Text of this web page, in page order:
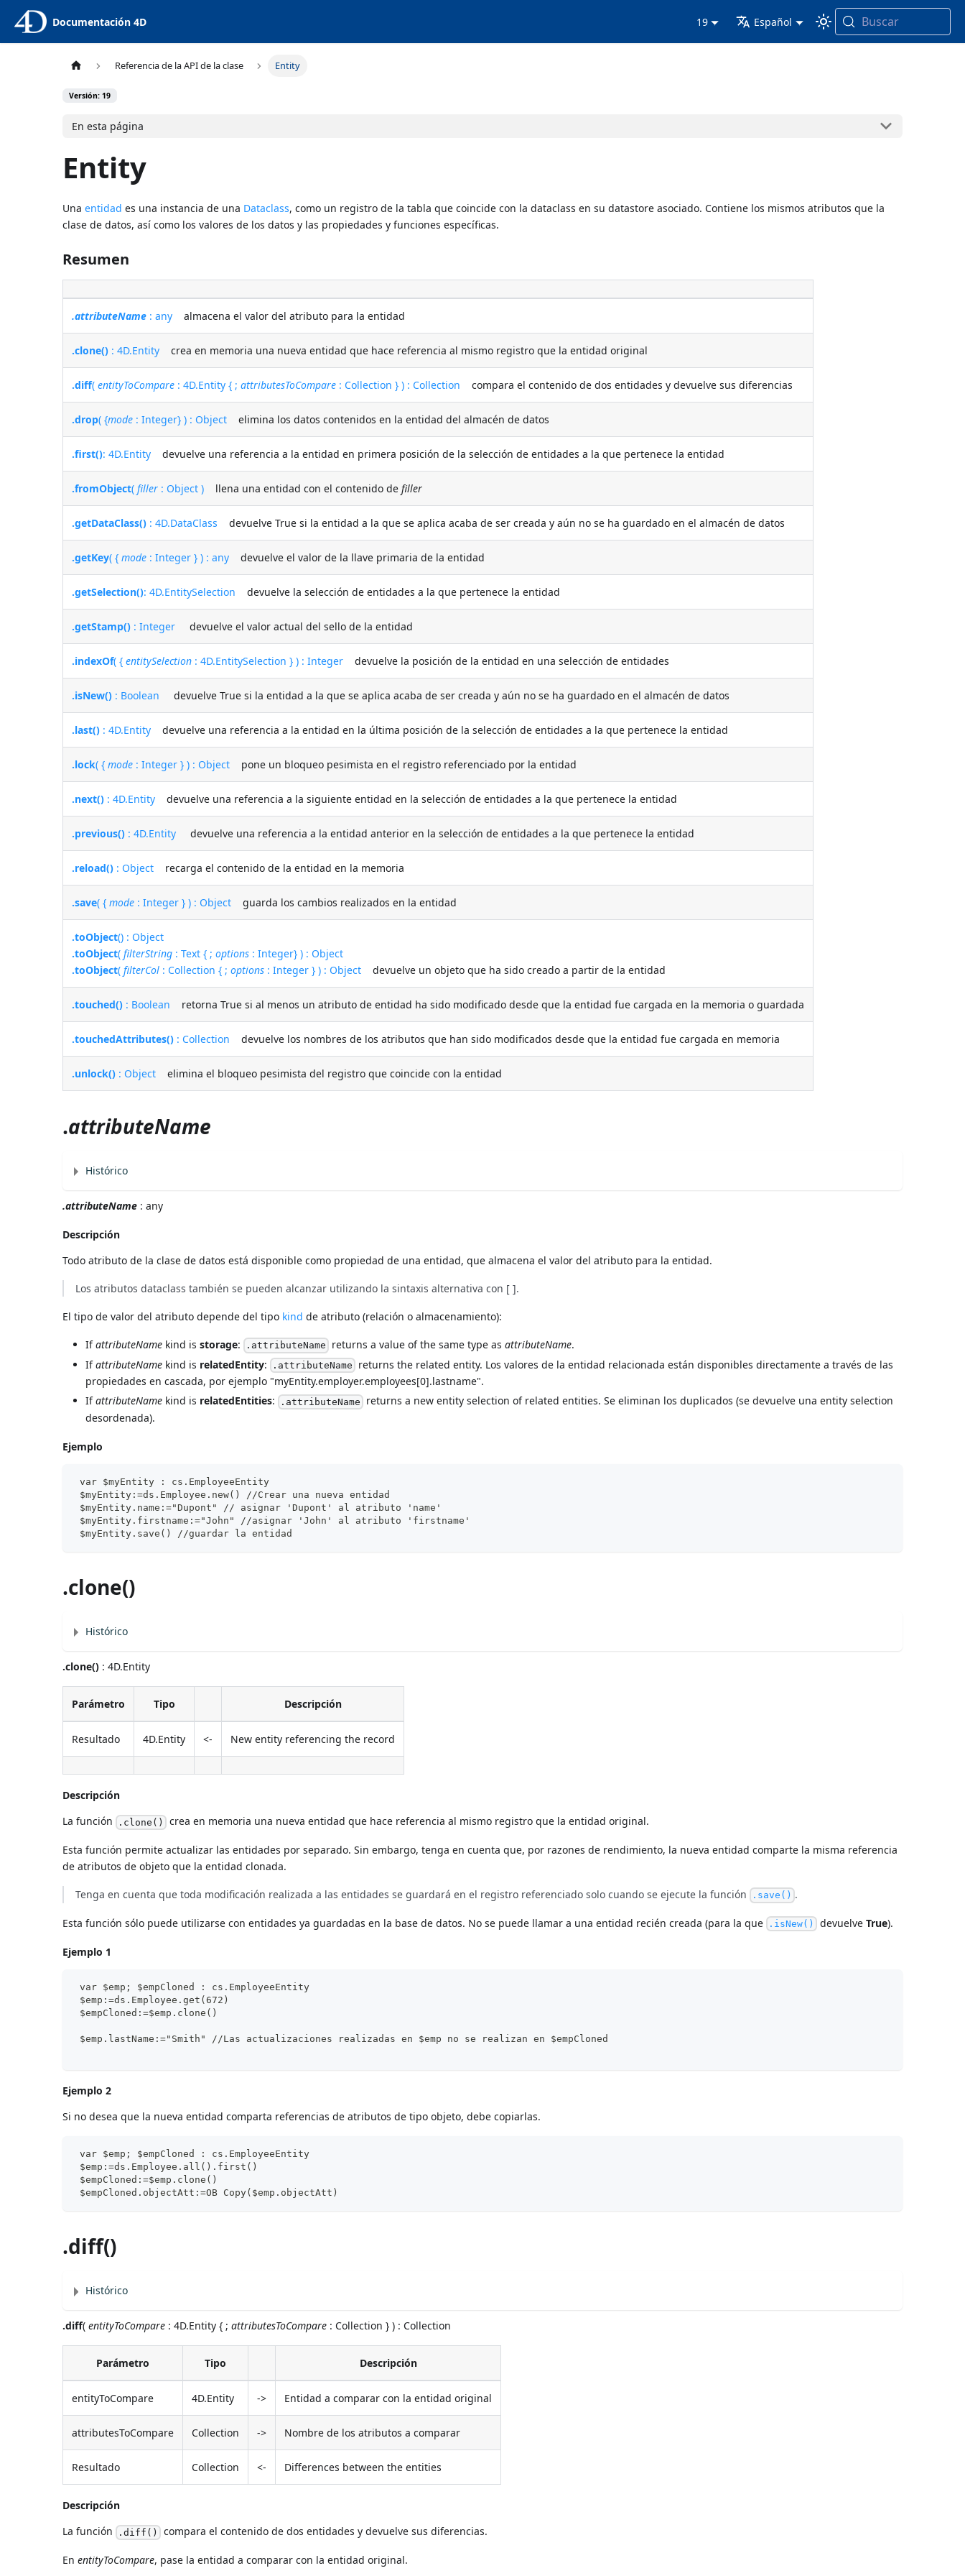
Documentación 4D 19 Español Buscar
Referencia de la API de la clase Entity
Versión: 19
En esta página
Entity
Unaentidad es una instancia de una Dataclass, como un registro de la tabla que coincide con la dataclass en su datastore asociado. Contiene los mismos atributos que la
clase de datos, así como los valores de los datos y las propiedades y funciones específicas.
Resumen
.attributeName : any almacena el valor del atributo para la entidad
.clone() : 4D.Entity crea en memoria una nueva entidad que hace referencia al mismo registro que la entidad original
.diff(entityToCompare : 4D.Entity { ;attributesToCompare : Collection } ) : Collection compara el contenido de dos entidades y devuelve sus diferencias
.drop( {mode : Integer} ) : Object elimina los datos contenidos en la entidad del almacén de datos
.first(): 4D.Entity devuelve una referencia a la entidad en primera posición de la selección de entidades a la que pertenece la entidad
.fromObject(filler : Object ) llena una entidad con el contenido defiller
.getDataClass() : 4D.DataClass devuelve True si la entidad a la que se aplica acaba de ser creada y aún no se ha guardado en el almacén de datos
.getKey( {mode : Integer } ) : any devuelve el valor de la llave primaria de la entidad
.getSelection(): 4D.EntitySelection devuelve la selección de entidades a la que pertenece la entidad
.getStamp() : Integer devuelve el valor actual del sello de la entidad
.indexOf( {entitySelection : 4D.EntitySelection } ) : Integer devuelve la posición de la entidad en una selección de entidades
.isNew() : Boolean devuelve True si la entidad a la que se aplica acaba de ser creada y aún no se ha guardado en el almacén de datos
.last() : 4D.Entity devuelve una referencia a la entidad en la última posición de la selección de entidades a la que pertenece la entidad
.lock( {mode : Integer } ) : Object pone un bloqueo pesimista en el registro referenciado por la entidad
.next() : 4D.Entity devuelve una referencia a la siguiente entidad en la selección de entidades a la que pertenece la entidad
.previous() : 4D.Entity devuelve una referencia a la entidad anterior en la selección de entidades a la que pertenece la entidad
.reload() : Object recarga el contenido de la entidad en la memoria
.save( {mode : Integer } ) : Object guarda los cambios realizados en la entidad
.toObject() : Object
.toObject(filterString : Text { ;options : Integer} ) : Object
.toObject(filterCol : Collection { ;options : Integer } ) : Object devuelve un objeto que ha sido creado a partir de la entidad
.touched() : Boolean retorna True si al menos un atributo de entidad ha sido modificado desde que la entidad fue cargada en la memoria o guardada
.touchedAttributes() : Collection devuelve los nombres de los atributos que han sido modificados desde que la entidad fue cargada en memoria
.unlock() : Object elimina el bloqueo pesimista del registro que coincide con la entidad
.attributeName
Histórico
.attributeName : any
Descripción
Todo atributo de la clase de datos está disponible como propiedad de una entidad, que almacena el valor del atributo para la entidad.
Los atributos dataclass también se pueden alcanzar utilizando la sintaxis alternativa con [ ].
El tipo de valor del atributo depende del tipo kind de atributo (relación o almacenamiento):
IfattributeName kind isstorage: .attributeName returns a value of the same type as attributeName.
IfattributeName kind is relatedEntity: .attributeName returns the related entity. Los valores de la entidad relacionada están disponibles directamente a través de las
propiedades en cascada, por ejemplo "myEntity.employer.employees[0].lastname".
IfattributeName kind is relatedEntities: .attributeName returns a new entity selection of related entities. Se eliminan los duplicados (se devuelve una entity selection
desordenada).
Ejemplo
var $myEntity : cs.EmployeeEntity
$myEntity:=ds.Employee.new() //Crear una nueva entidad
$myEntity.name:="Dupont" // asignar 'Dupont' al atributo 'name'
$myEntity.firstname:="John" //asignar 'John' al atributo 'firstname'
$myEntity.save() //guardar la entidad
.clone()
Histórico
.clone() : 4D.Entity
Parámetro Tipo Descripción
Resultado 4D.Entity <- New entity referencing the record
Descripción
La función .clone() crea en memoria una nueva entidad que hace referencia al mismo registro que la entidad original.
Esta función permite actualizar las entidades por separado. Sin embargo, tenga en cuenta que, por razones de rendimiento, la nueva entidad comparte la misma referencia
de atributos de objeto que la entidad clonada.
Tenga en cuenta que toda modificación realizada a las entidades se guardará en el registro referenciado solo cuando se ejecute la función .save() .
Esta función sólo puede utilizarse con entidades ya guardadas en la base de datos. No se puede llamar a una entidad recién creada (para la que .isNew() devuelve True).
Ejemplo 1
var $emp; $empCloned : cs.EmployeeEntity
$emp:=ds.Employee.get(672)
$empCloned:=$emp.clone()
$emp.lastName:="Smith" //Las actualizaciones realizadas en $emp no se realizan en $empCloned
Ejemplo 2
Si no desea que la nueva entidad comparta referencias de atributos de tipo objeto, debe copiarlas.
var $emp; $empCloned : cs.EmployeeEntity
$emp:=ds.Employee.all().first()
$empCloned:=$emp.clone()
$empCloned.objectAtt:=OB Copy($emp.objectAtt)
.diff()
Histórico
.diff(entityToCompare : 4D.Entity { ;attributesToCompare : Collection } ) : Collection
Parámetro Tipo Descripción
entityToCompare 4D.Entity -> Entidad a comparar con la entidad original
attributesToCompare Collection -> Nombre de los atributos a comparar
Resultado Collection <- Differences between the entities
Descripción
La función .diff() compara el contenido de dos entidades y devuelve sus diferencias.
EnentityToCompare, pase la entidad a comparar con la entidad original.